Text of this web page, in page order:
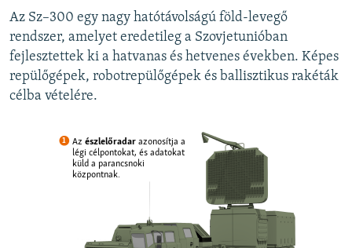
Az Sz–300 egy nagy hatótávolságú föld-levegő
rendszer, amelyet eredetileg a Szovjetunióban
fejlesztettek ki a hatvanas és hetvenes években. Képes
repülőgépek, robotrepülőgépek és ballisztikus rakéták
célba vételére.